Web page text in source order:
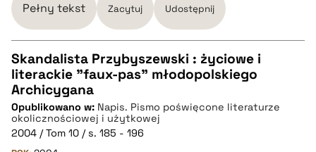
pobierz cytat
Pełny tekst Zacytuj Udostępnij
CZYSTY TEKST
pobierz cytat
Skandalista Przybyszewski : życiowe i
literackie "faux-pas" młodopolskiego
Archicygana
Opublikowano w: Napis. Pismo poświęcone literaturze
okolicznościowej i użytkowej
2004 / Tom 10 / s. 185 - 196